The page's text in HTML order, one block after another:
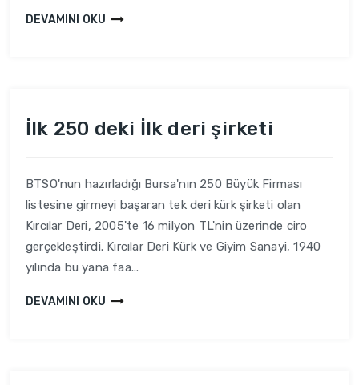
DEVAMINI OKU
İlk 250 deki İlk deri şirketi
BTSO'nun hazırladığı Bursa'nın 250 Büyük Firması
listesine girmeyi başaran tek deri kürk şirketi olan
Kırcılar Deri, 2005'te 16 milyon TL'nin üzerinde ciro
gerçekleştirdi. Kırcılar Deri Kürk ve Giyim Sanayi, 1940
yılında bu yana faa...
DEVAMINI OKU